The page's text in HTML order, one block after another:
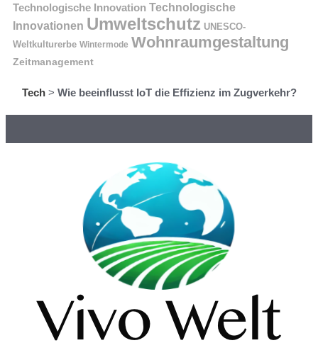
Technologische Innovation Technologische
Innovationen Umweltschutz UNESCO-
Weltkulturerbe Wintermode Wohnraumgestaltung
Zeitmanagement
Tech> Wie beeinflusst IoT die Effizienz im Zugverkehr?